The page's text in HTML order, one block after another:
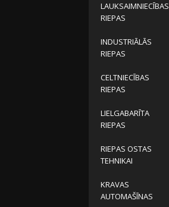
LAUKSAIMNIECĪBAS
RIEPAS
INDUSTRIĀLĀS
RIEPAS
CELTNIECĪBAS
RIEPAS
LIELGABARĪTA
RIEPAS
RIEPAS OSTAS
TEHNIKAI
KRAVAS
AUTOMAŠĪNAS